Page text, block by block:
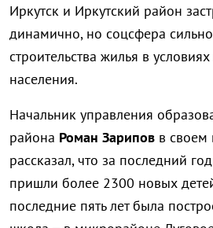
Иркутск и Иркутский район
динамично, но соцсфера сильно
строительства жилья в
населения.
Начальник управления
района Роман Зарипов в своем
рассказал, что за последний
пришли более 2300 новых
последние пять лет была